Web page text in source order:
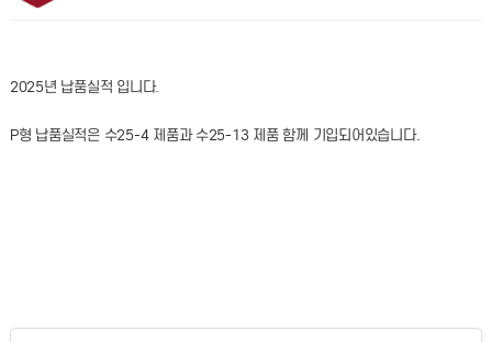
2025년 납품실적 입니다.
P형 납품실적은 수25-4 제품과 수25-13 제품 함께 기입되어있습니다.